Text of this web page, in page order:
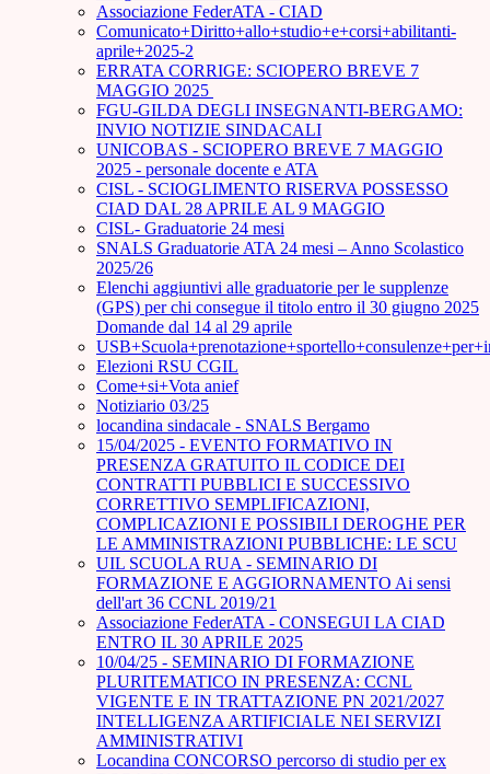
Associazione FederATA - CIAD
Comunicato+Diritto+allo+studio+e+corsi+abilitanti-
aprile+2025-2
ERRATA CORRIGE: SCIOPERO BREVE 7
MAGGIO 2025
FGU-GILDA DEGLI INSEGNANTI-BERGAMO:
INVIO NOTIZIE SINDACALI
UNICOBAS - SCIOPERO BREVE 7 MAGGIO
2025 - personale docente e ATA
CISL - SCIOGLIMENTO RISERVA POSSESSO
CIAD DAL 28 APRILE AL 9 MAGGIO
CISL- Graduatorie 24 mesi
SNALS Graduatorie ATA 24 mesi – Anno Scolastico
2025/26
Elenchi aggiuntivi alle graduatorie per le supplenze
(GPS) per chi consegue il titolo entro il 30 giugno 2025
Domande dal 14 al 29 aprile
Elezioni RSU CGIL
Come+si+Vota anief
Notiziario 03/25
locandina sindacale - SNALS Bergamo
15/04/2025 - EVENTO FORMATIVO IN
PRESENZA GRATUITO IL CODICE DEI
CONTRATTI PUBBLICI E SUCCESSIVO
CORRETTIVO SEMPLIFICAZIONI,
COMPLICAZIONI E POSSIBILI DEROGHE PER
LE AMMINISTRAZIONI PUBBLICHE: LE SCU
UIL SCUOLA RUA - SEMINARIO DI
FORMAZIONE E AGGIORNAMENTO Ai sensi
dell'art 36 CCNL 2019/21
Associazione FederATA - CONSEGUI LA CIAD
ENTRO IL 30 APRILE 2025
10/04/25 - SEMINARIO DI FORMAZIONE
PLURITEMATICO IN PRESENZA: CCNL
VIGENTE E IN TRATTAZIONE PN 2021/2027
INTELLIGENZA ARTIFICIALE NEI SERVIZI
AMMINISTRATIVI
Locandina CONCORSO percorso di studio per ex